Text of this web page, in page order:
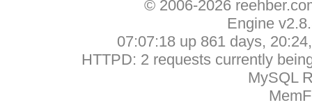
© 2006-2026
Engine
07:07:18 up 861 days,
HTTPD: 2 requests currently
MySQL